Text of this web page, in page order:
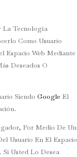
La Tecnología
Como Usuario
Espacio Web Mediante
Deseados O
Siendo Google El
Por Medio De Un
Usuario En El Espacio
Si Usted Lo Desea